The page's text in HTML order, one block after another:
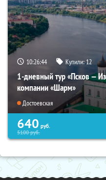
10:26:43 Купили:12
1-дневный тур «Псков —
компании «Шарм»
Достоевская
640 руб.
5100руб.